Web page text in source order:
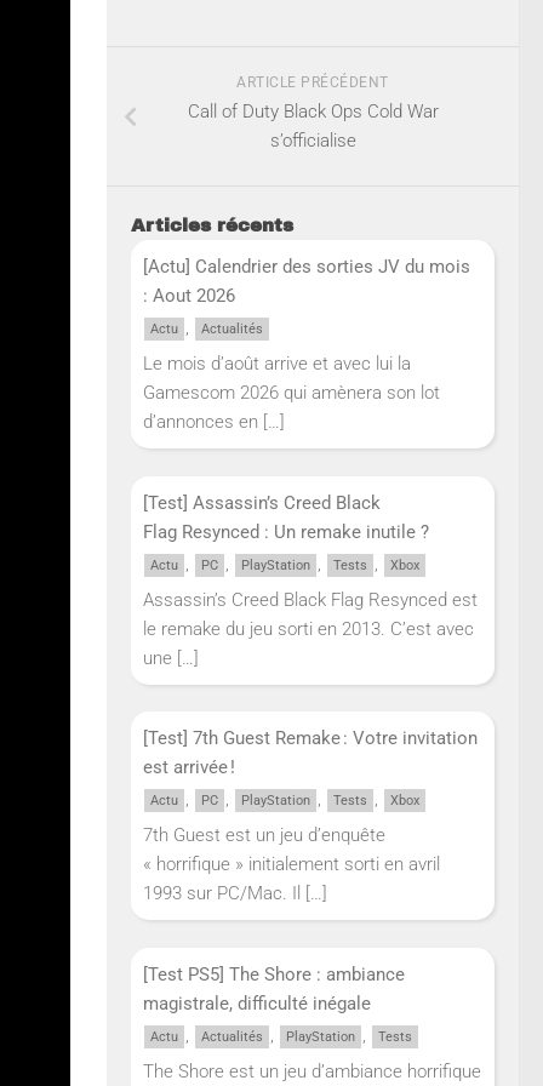
ARTICLE PRÉCÉDENT
Call of Duty Black Ops Cold War
s’officialise
Articles récents
[Actu] Calendrier des sorties JV du mois
: Aout 2026
Actu , Actualités
Le mois d’août arrive et avec lui la
Gamescom 2026 qui amènera son lot
d’annonces en […]
[Test] Assassin’s Creed Black
Flag Resynced : Un remake inutile ?
Actu , PC , PlayStation , Tests , Xbox
Assassin’s Creed Black Flag Resynced est
le remake du jeu sorti en 2013. C’est avec
une […]
[Test] 7th Guest Remake : Votre invitation
est arrivée !
Actu , PC , PlayStation , Tests , Xbox
7th Guest est un jeu d’enquête
« horrifique » initialement sorti en avril
1993 sur PC/Mac. Il
[…]
[Test PS5] The Shore : ambiance
magistrale, difficulté inégale
Actu , Actualités , PlayStation , Tests
The Shore est un jeu d’ambiance horrifique